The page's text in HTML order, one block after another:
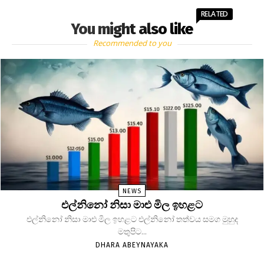
You might also like
RELATED
Recommended to you
NEWS
එල්නිනෝ නිසා මාළු මිල ඉහළට
එල්නිනෝ නිසා මාළු මිල ඉහළට එල්නිනෝ තත්වය සමග මුහුද
මතුපිට...
DHARA ABEYNAYAKA